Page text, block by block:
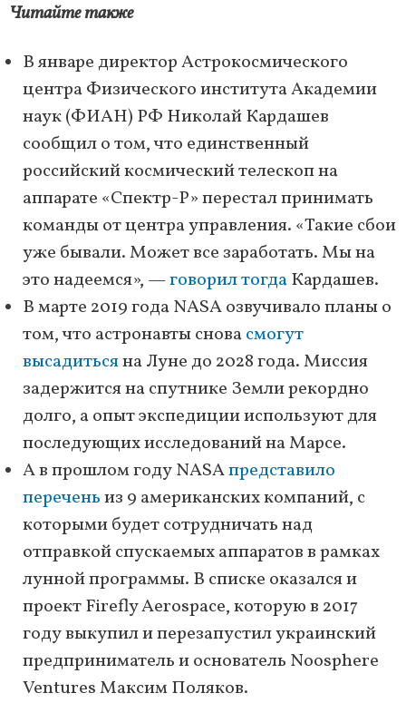
Читайте также
В январе директор Астрокосмического
центра Физического института Академии
наук (ФИАН) РФ Николай Кардашев
сообщил о том, что единственный
российский космический телескоп на
аппарате «Спектр-Р» перестал принимать
команды от центра управления. «Такие сбои
уже бывали. Может все заработать. Мы на
это надеемся», —говорил тогдаКардашев.
В марте 2019 года NASA озвучивало планы о
том, что астронавты сновасмогут
высадитьсяна Луне до 2028 года. Миссия
задержится на спутнике Земли рекордно
долго, а опыт экспедиции используют для
последующих исследований на Марсе.
А в прошлом году NASAпредставило
переченьиз 9 американских компаний, с
которыми будет сотрудничать над
отправкой спускаемых аппаратов в рамках
лунной программы. В списке оказался и
проект Firefly Aerospace, которую в 2017
году выкупил и перезапустил украинский
предприниматель и основатель Noosphere
Ventures Максим Поляков.